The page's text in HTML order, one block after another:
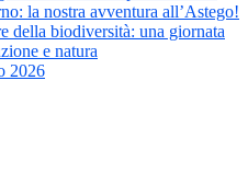
la nostra avventura all’Astego!
della biodiversità: una giornata
e natura
2026